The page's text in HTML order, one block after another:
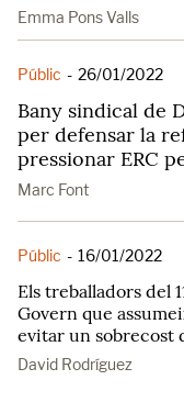
Emma Pons Valls
Públic - 26/01/2022
Bany sindical de
per defensar la
pressionar ERC
Marc Font
Públic - 16/01/2022
Els treballadors del
Govern que
evitar un sobrecost
David Rodríguez